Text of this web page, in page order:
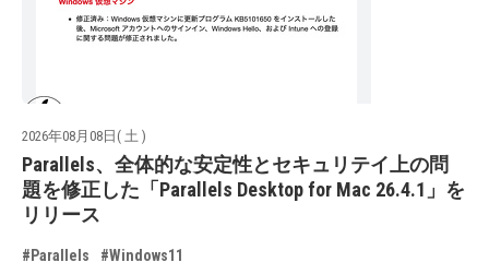
2026年08月08日( 土 )
Parallels、全体的な安定性とセキュリテイ上の問
題を修正した「Parallels Desktop for Mac 26.4.1」を
リリース
#Parallels #Windows11